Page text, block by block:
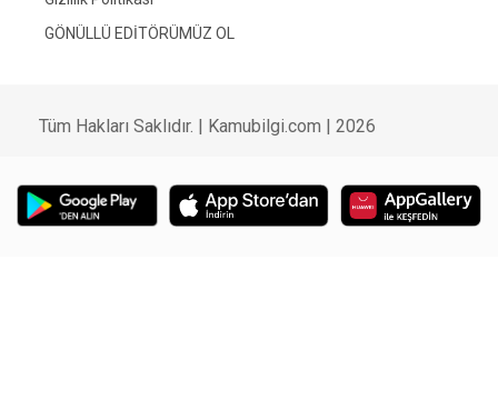
GÖNÜLLÜ EDİTÖRÜMÜZ OL
Tüm Hakları Saklıdır. | Kamubilgi.com | 2026